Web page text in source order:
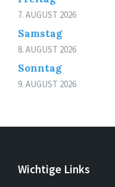
7. AUGUST 2026
Samstag
8. AUGUST 2026
Sonntag
9. AUGUST 2026
Wichtige Links